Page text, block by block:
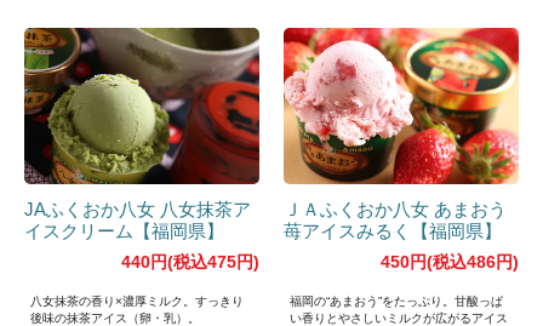
JAふくおか八女 八女抹茶ア
イスクリーム【福岡県】
440円(税込475円)
八女抹茶の香り×濃厚ミルク。すっきり
後味の抹茶アイス（卵・乳）。
ＪＡふくおか八女 あまおう
苺アイスみるく【福岡県】
450円(税込486円)
福岡の“あまおう”をたっぷり。甘酸っぱ
い香りとやさしいミルクが広がるアイス